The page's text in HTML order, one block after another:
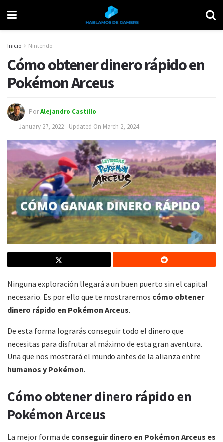
Inicio Nintendo
Cómo obtener dinero rápido en
Pokémon Arceus
PorAlejandro Castillo
January 27, 2022 - Updated On March 2, 2024
Ninguna exploración llegará a un buen puerto sin el capital
necesario. Es por ello que te mostraremos cómo obtener
dinero rápido en Pokémon Arceus.
De esta forma lograrás conseguir todo el dinero que
necesitas para disfrutar al máximo de esta gran aventura.
Una que nos mostrará el mundo antes de la alianza entre
humanos y Pokémon.
Cómo obtener dinero rápido en
Pokémon Arceus
La mejor forma de conseguir dinero en Pokémon Arceus es